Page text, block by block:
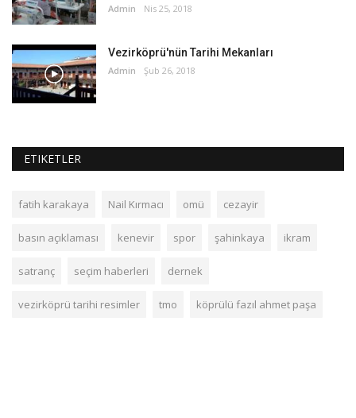
Admin Nis 25, 2018
Vezirköprü'nün Tarihi Mekanları
Admin Şub 26, 2018
ETIKETLER
fatih karakaya Nail Kırmacı omü cezayir
basın açıklaması kenevir spor şahinkaya ikram
satranç seçim haberleri dernek
vezirköprü tarihi resimler tmo köprülü fazıl ahmet paşa